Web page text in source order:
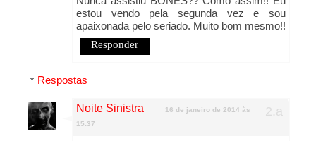
estou vendo pela segunda vez e sou
apaixonada pelo seriado. Muito bom mesmo!!
Responder
Respostas
Noite Sinistra
16 de janeiro de 2014 às
15:37